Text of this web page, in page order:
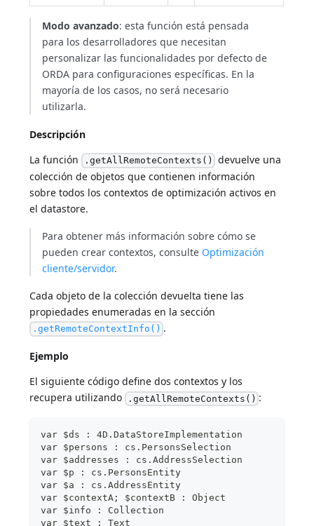
Modo avanzado: esta función está pensada
para los desarrolladores que necesitan
personalizar las funcionalidades por defecto de
ORDA para configuraciones específicas. En la
mayoría de los casos, no será necesario
utilizarla.
Descripción
La función .getAllRemoteContexts() devuelve una
colección de objetos que contienen información
sobre todos los contextos de optimización activos en
el datastore.
Para obtener más información sobre cómo se
pueden crear contextos, consulte Optimización
cliente/servidor.
Cada objeto de la colección devuelta tiene las
propiedades enumeradas en la sección
.getRemoteContextInfo() .
Ejemplo
El siguiente código define dos contextos y los
recupera utilizando .getAllRemoteContexts() :
var $ds : 4D.DataStoreImplementation
var $persons : cs.PersonsSelection
var $addresses : cs.AddressSelection
var $p : cs.PersonsEntity
var $a : cs.AddressEntity
var $contextA; $contextB : Object
var $info : Collection
var $text : Text